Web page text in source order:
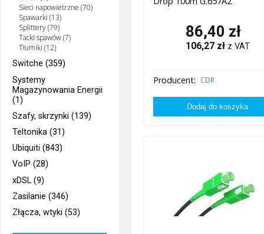
Sieci napowietrzne (70)
Spawarki (13)
Splittery (79)
Tacki spawów (7)
Tłumiki (12)
Switche (359)
Systemy
Magazynowania Energii
(1)
Szafy, skrzynki (139)
Teltonika (31)
Ubiquiti (843)
VoIP (28)
xDSL (9)
Zasilanie (346)
Złącza, wtyki (53)
86,40 zł
106,27zł z VAT
Producent: CDR